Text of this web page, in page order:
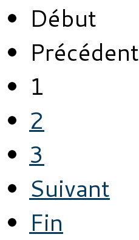
Début
Précédent
1
2
3
Suivant
Fin